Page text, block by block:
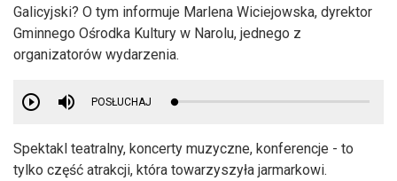
Galicyjski? O tym informuje Marlena Wiciejowska, dyrektor
Gminnego Ośrodka Kultury w Narolu, jednego z
organizatorów wydarzenia.
POSŁUCHAJ
Spektakl teatralny, koncerty muzyczne, konferencje - to
tylko część atrakcji, która towarzyszyła jarmarkowi.